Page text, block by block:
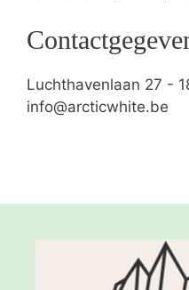
Luchthavenlaan 27 -
info@arcticwhite.be